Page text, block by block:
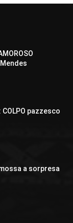
COLPO pazzesco
a sorpresa